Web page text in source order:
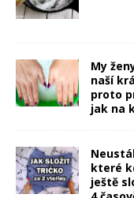
My
naší
proto
jak na
které
ještě